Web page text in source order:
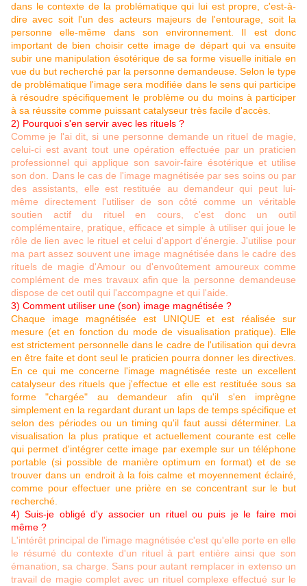
dans le contexte de la problématique qui lui est propre, c'est-à-
dire avec soit l'un des acteurs majeurs de l'entourage, soit la
personne elle-même dans son environnement. Il est donc
important de bien choisir cette image de départ qui va ensuite
subir une manipulation ésotérique de sa forme visuelle initiale en
vue du but recherché par la personne demandeuse. Selon le type
de problématique l'image sera modifiée dans le sens qui participe
à résoudre spécifiquement le problème ou du moins à participer
à sa réussite comme puissant catalyseur très facile d'accès.
2) Pourquoi s'en servir avec les rituels ?
Comme je l'ai dit, si une personne demande un rituel de magie,
celui-ci est avant tout une opération effectuée par un praticien
professionnel qui applique son savoir-faire ésotérique et utilise
son don. Dans le cas de l'image magnétisée par ses soins ou par
des assistants, elle est restituée au demandeur qui peut lui-
même directement l'utiliser de son côté comme un véritable
soutien actif du rituel en cours, c'est donc un outil
complémentaire, pratique, efficace et simple à utiliser qui joue le
rôle de lien avec le rituel et celui d'apport d'énergie. J'utilise pour
ma part assez souvent une image magnétisée dans le cadre des
rituels de magie d'Amour ou d'envoûtement amoureux comme
complément de mes travaux afin que la personne demandeuse
dispose de cet outil qui l'accompagne et qui l'aide.
3) Comment utiliser une (son) image magnétisée ?
Chaque image magnétisée est UNIQUE et est réalisée sur
mesure (et en fonction du mode de visualisation pratique). Elle
est strictement personnelle dans le cadre de l'utilisation qui devra
en être faite et dont seul le praticien pourra donner les directives.
En ce qui me concerne l'image magnétisée reste un excellent
catalyseur des rituels que j'effectue et elle est restituée sous sa
forme "chargée" au demandeur afin qu'il s'en imprègne
simplement en la regardant durant un laps de temps spécifique et
selon des périodes ou un timing qu'il faut aussi déterminer. La
visualisation la plus pratique et actuellement courante est celle
qui permet d'intégrer cette image par exemple sur un téléphone
portable (si possible de manière optimum en format) et de se
trouver dans un endroit à la fois calme et moyennement éclairé,
comme pour effectuer une prière en se concentrant sur le but
recherché.
4) Suis-je obligé d'y associer un rituel ou puis je le faire moi
même ?
L'intérêt principal de l'image magnétisée c'est qu'elle porte en elle
le résumé du contexte d'un rituel à part entière ainsi que son
émanation, sa charge. Sans pour autant remplacer in extenso un
travail de magie complet avec un rituel complexe effectué sur le